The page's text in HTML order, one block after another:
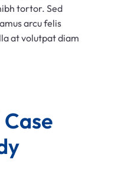
tortor. Sed
arcu felis
at volutpat diam